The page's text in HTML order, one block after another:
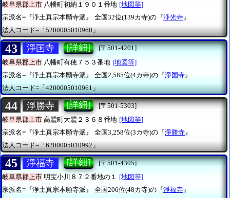
岐阜県郡上市 八幡町初納１９０１番地 [地図等]
宗派名=『浄土真宗本願寺派』
全国32位(139カ寺)の『浄光寺』
法人コード=「5200005010960」
43 淨国寺 [詳細]
[〒501-4201]
岐阜県郡上市 八幡町有穂７５３番地 [地図等]
宗派名=『浄土真宗本願寺派』
全国2,585位(4カ寺)の『淨国寺 』
法人コード=「4200005010961」
44 淨勝寺 [詳細]
[〒501-5303]
岐阜県郡上市 高鷲町大鷲２３６８番地 [地図等]
宗派名=『浄土真宗本願寺派』
全国3,258位(3カ寺)の『淨勝寺』
法人コード=「6200005010992」
45 淨福寺 [詳細]
[〒501-4305]
岐阜県郡上市 明宝小川８７２番地の１ [地図等]
宗派名=『浄土真宗本願寺派』
全国206位(48カ寺)の『淨福寺』